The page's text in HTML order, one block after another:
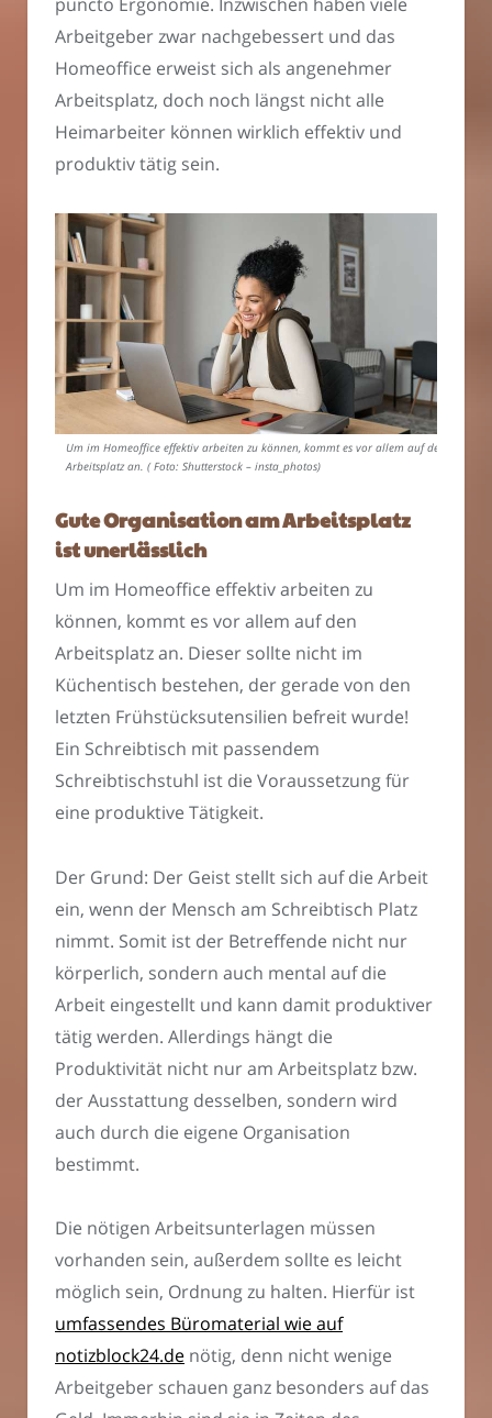
Arbeitgeber zwar nachgebessert und das
Homeoffice erweist sich als angenehmer
Arbeitsplatz, doch noch längst nicht alle
Heimarbeiter können wirklich effektiv und
produktiv tätig sein.
Um im Homeoffice effektiv arbeiten zu können, kommt es vor allem auf den
Arbeitsplatz an. ( Foto: Shutterstock – insta_photos)
Gute Organisation am Arbeitsplatz
ist unerlässlich
Um im Homeoffice effektiv arbeiten zu
können, kommt es vor allem auf den
Arbeitsplatz an. Dieser sollte nicht im
Küchentisch bestehen, der gerade von den
letzten Frühstücksutensilien befreit wurde!
Ein Schreibtisch mit passendem
Schreibtischstuhl ist die Voraussetzung für
eine produktive Tätigkeit.
Der Grund: Der Geist stellt sich auf die Arbeit
ein, wenn der Mensch am Schreibtisch Platz
nimmt. Somit ist der Betreffende nicht nur
körperlich, sondern auch mental auf die
Arbeit eingestellt und kann damit produktiver
tätig werden. Allerdings hängt die
Produktivität nicht nur am Arbeitsplatz bzw.
der Ausstattung desselben, sondern wird
auch durch die eigene Organisation
bestimmt.
Die nötigen Arbeitsunterlagen müssen
vorhanden sein, außerdem sollte es leicht
möglich sein, Ordnung zu halten. Hierfür ist
umfassendes Büromaterial wie auf
notizblock24.de nötig, denn nicht wenige
Arbeitgeber schauen ganz besonders auf das